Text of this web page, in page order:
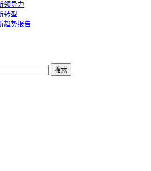
领导力
转型
趋势报告